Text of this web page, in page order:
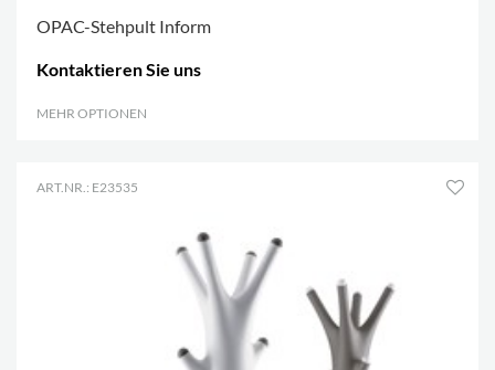
OPAC-Stehpult Inform
Kontaktieren Sie uns
MEHR OPTIONEN
ART.NR.: E23535